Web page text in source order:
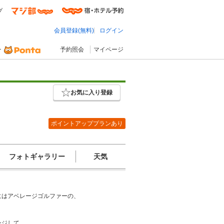
会員登録(無料) ログイン
予約照会 マイページ
お気に入り登録
ポイントアッププランあり
フォトギャラリー 天気
アベレージゴルファーの、